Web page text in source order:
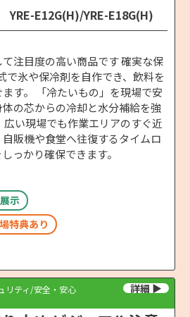
E12G(H)/YRE-E18G(H)
注目度の高い商品です 確実な保
で氷や保冷剤を自作でき、飲料を
す。 「冷たいもの」を現場で安
の芯からの冷却と水分補給を強
広い現場でも作業エリアのすぐ近
販機や食堂へ往復するタイムロ
っかり確保できます。
示
特典あり
リティ/安全・安心